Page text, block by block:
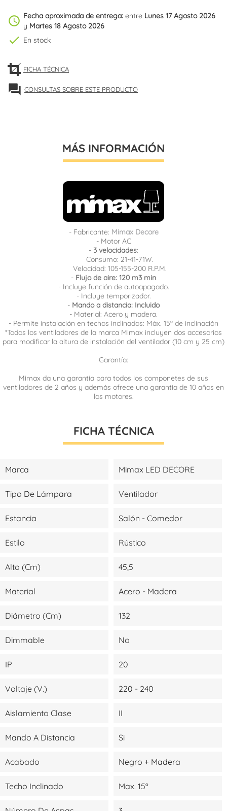
schedule Fecha aproximada de entrega: entre Lunes 17 Agosto 2026
y Martes 18 Agosto 2026
check En stock
FICHA TÉCNICA
forum CONSULTAS SOBRE ESTE PRODUCTO
MÁS INFORMACIÓN
- Fabricante: Mimax Decore
- Motor AC
- 3 velocidades:
Consumo: 21-41-71W.
Velocidad: 105-155-200 R.P.M.
- Flujo de aire: 120 m3 min
- Incluye función de autoapagado.
- Incluye temporizador.
- Mando a distancia: Incluido
- Material: Acero y madera.
- Permite instalación en techos inclinados: Máx. 15º de inclinación
*Todos los ventiladores de la marca Mimax incluyen dos accesorios
para modificar la altura de instalación del ventilador (10 cm y 25 cm)
Garantía:
Mimax da una garantia para todos los componetes de sus
ventiladores de 2 años y además ofrece una garantia de 10 años en
los motores.
FICHA TÉCNICA
Marca Mimax LED DECORE
Tipo De Lámpara Ventilador
Estancia Salón - Comedor
Estilo Rústico
Alto (cm) 45,5
Material Acero - Madera
Diámetro (cm) 132
Dimmable No
IP 20
Voltaje (V.) 220 - 240
Aislamiento Clase II
Mando A Distancia Si
Acabado Negro + Madera
Techo Inclinado Max. 15º